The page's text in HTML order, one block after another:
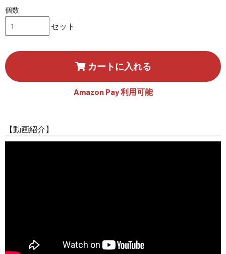
SEKIDO
個数
セット
カートに入れる
Amazon Pay 利用可能
【動画紹介】